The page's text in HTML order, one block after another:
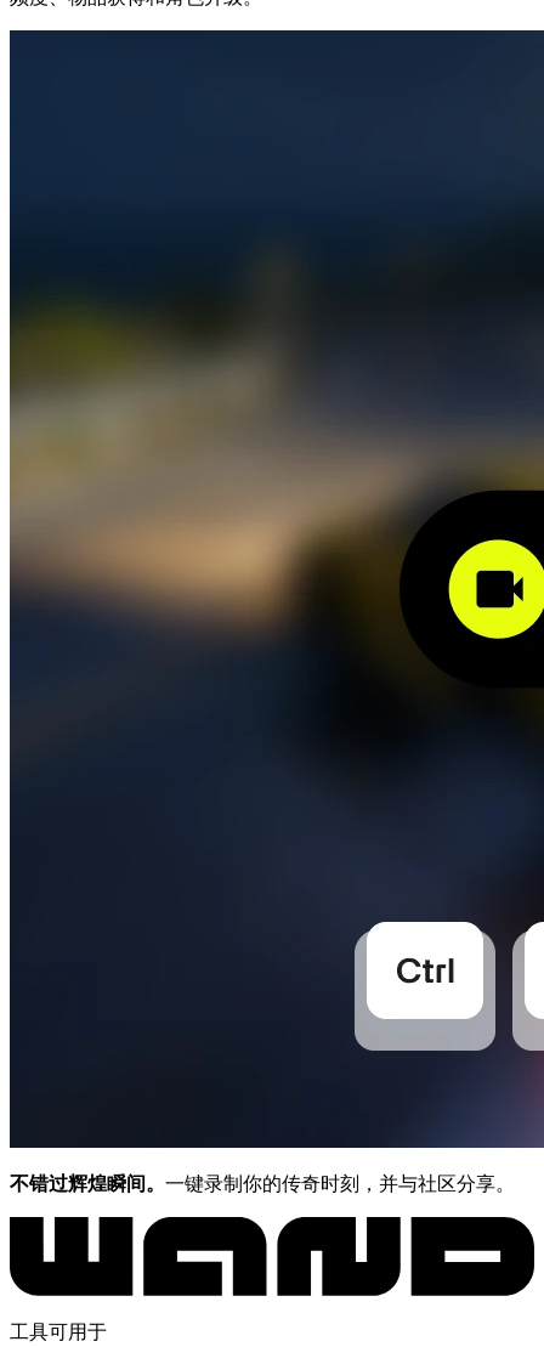
不错过辉煌瞬间。 一键录制你的传奇时刻，并与社区分享。
工具可用于